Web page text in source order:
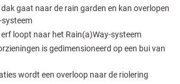
gaat naar de rain garden en kan overlopen
loopt naar het Rain(a)Way-systeem
is gedimensioneerd op een bui van
wordt een overloop naar de riolering